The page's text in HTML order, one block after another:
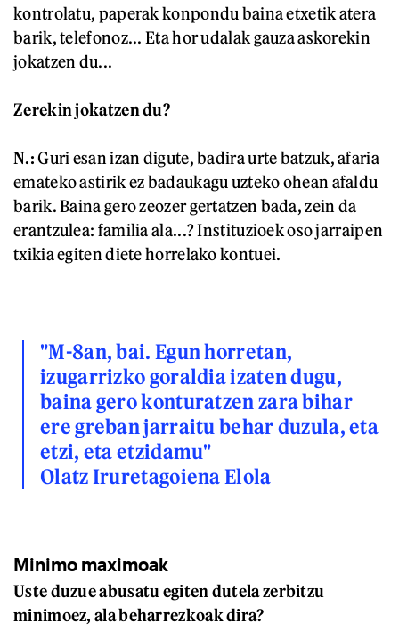
kontrolatu, paperak konpondu baina etxetik atera
barik, telefonoz... Eta hor udalak gauza askorekin
jokatzen du...
Zerekin jokatzen du?
N.:Guri esan izan digute, badira urte batzuk, afaria
emateko astirik ez badaukagu uzteko ohean afaldu
barik. Baina gero zeozer gertatzen bada, zein da
erantzulea: familia ala...? Instituzioek oso jarraipen
txikia egiten diete horrelako kontuei.
"M-8an, bai. Egun horretan,
izugarrizko goraldia izaten dugu,
baina gero konturatzen zara bihar
ere greban jarraitu behar duzula, eta
etzi, eta etzidamu"
Olatz Iruretagoiena Elola
Minimo maximoak
Uste duzue abusatu egiten dutela zerbitzu
minimoez, ala beharrezkoak dira?